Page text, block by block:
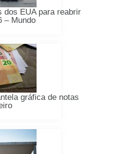
dos EUA para reabrir
– Mundo
gráfica de notas